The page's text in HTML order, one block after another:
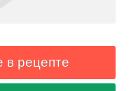
рецепте